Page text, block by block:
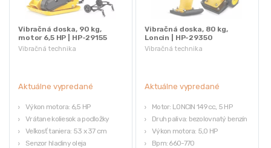
Vibračná technika
Vibračná doska, 90 kg,
motor 6,5 HP | HP-29155
Aktuálne vypredané
Výkon motora: 6,5 HP
Vrátane koliesok a podložky
Veľkosť taniera: 53 x 37 cm
Senzor hladiny oleja
Vibračná technika
Vibračná doska, 80 kg,
Loncin | HP-29350
Aktuálne vypredané
Motor: LONCIN 149cc, 5 HP
Druh paliva: bezolovnatý benzín
Výkon motora: 5,0 HP
Bpm: 660-770